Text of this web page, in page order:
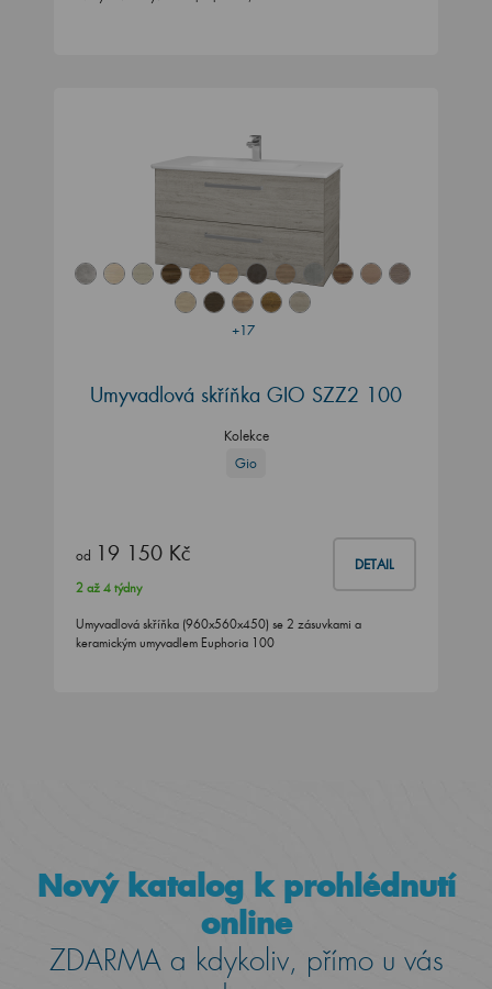
+17
Umyvadlová skříňka GIO SZZ2 100
Kolekce
Gio
od 19 150 Kč DETAIL
2 až 4 týdny
Umyvadlová skříňka (960x560x450) se 2 zásuvkami a
keramickým umyvadlem Euphoria 100
Nový katalog k prohlédnutí
online
ZDARMA a kdykoliv, přímo u vás